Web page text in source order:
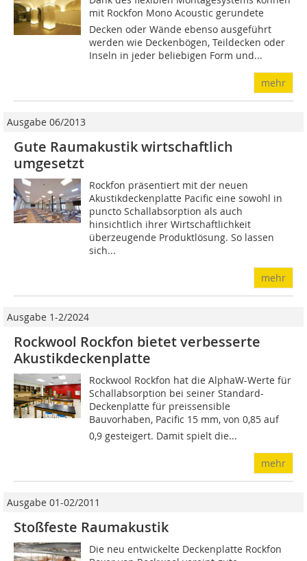
mit Rockfon Mono Acoustic gerundete
Decken oder Wände ebenso ausgeführt
werden wie Deckenbögen, Teildecken oder
Inseln in jeder beliebigen Form und...
mehr
Ausgabe 06/2013
Gute Raumakustik wirtschaftlich
umgesetzt
Rockfon präsentiert mit der neuen
Akustikdeckenplatte Pacific eine sowohl in
puncto Schallabsorption als auch
hinsichtlich ihrer Wirtschaftlichkeit
überzeugende Produktlösung. So lassen
sich...
mehr
Ausgabe 1-2/2024
Rockwool Rockfon bietet verbesserte
Akustikdeckenplatte
Rockwool Rockfon hat die AlphaW-Werte für
Schallabsorption bei seiner Standard-
Deckenplatte für preissensible
Bauvorhaben, Pacific 15 mm, von 0,85 auf
0,9 gesteigert. Damit spielt die...
mehr
Ausgabe 01-02/2011
Stoßfeste Raumakustik
Die neu entwickelte Deckenplatte Rockfon